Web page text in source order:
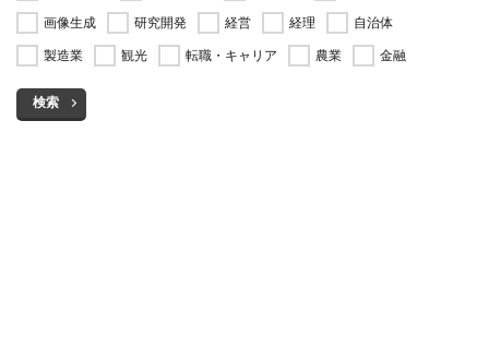
画像生成
研究開発 経営 経理
自治体
製造業
観光 転職・キャリア 農業 金融
検索